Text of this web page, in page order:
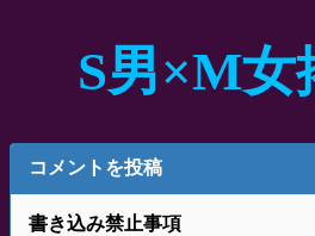
S男×M女
コメントを投稿
書き込み禁止事項